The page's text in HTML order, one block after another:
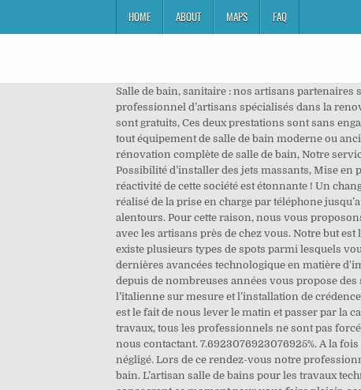
HOME ABOUT MAPS FAQ
Salle de bain, sanitaire : nos artisans partenaires s'occupent de vos travaux de salle de bain et sanitaire Lille et sa périphérie. Mentions légales, Ce site est le site professionnel d’artisans spécialisés dans la renovation de salle de bain, Nous opérons sur Paris et région parisienne, Les déplacements et devis que nous effectuons sont gratuits, Ces deux prestations sont sans engagement, Tous nos intervenants sont des ouvriers qualifiés très expérimentés, Nos équipes sont capables d’installer tout équipement de salle de bain moderne ou ancien, Quel que soit votre projet, vous êtes entièrement accompagné par des experts, Nous proposons des prestations de rénovation complète de salle de bain, Notre service client est composé uniquement d’agents SAV aguerris, Installation de tout type et toutes marques de douches, Possibilité d’installer des jets massants, Mise en place de meuble de salle de bain simple ou double vasque, Mise en place de domotique adaptée aux salles d’eau, La réactivité de cette société est étonnante ! Un changement effectué à petit prix. Votre nom. De cette manière, votre projet de renovation de salle de bain sera parfaitement réalisé de la prise en charge par téléphone jusqu’au rendu final. Artisan Breton Assistance Dépannage réalise l’aménagement de salles de bains à Rennes et dans ses alentours. Pour cette raison, nous vous proposons des prestations de haute qualité ainsi que des déplacements et des devis gratuits. Décrivez votre projet et échangez avec les artisans près de chez vous. Notre but est la transparence intégrale des prix pour éliminer les mauvaises surprise et gagner votre satisfaction. Sur le marché, il existe plusieurs types de spots parmi lesquels vous pouvez choisir pour illuminer votre pièce. La salle de bain étant une pièce humide, il est important de bénéficier des dernières avancées technologique en matière d'imperméabilité par exemple. Décrire la qualité du service de cette entreprise : TOP + ! Artisan carreleur à Draveil (91210) depuis de nombreuses années vous propose des services pour la pose et la rénovation de vos sols, l’agencement de votre salle de bains, la réalisation de douches à l’italienne sur mesure et l’installation de crédences de cuisine… Comme vous pouvez le voir, les choix sont fort nombreux. Le point commun que nous partageons tous est le fait de nous lever le matin et passer par la case salle de bain, pour se rÃ©veiller pour certains ou se sentir bien avant dâattaquer la journÃ©e. Au regard du type de travaux, tous les professionnels ne sont pas forcément compétents et il peut être compliqué de trouver le bon artisan. Osez donc réaliser la salle de bain de vos rêves en nous contactant. 7.6923076923076925%. A la fois lieu de préparation et de détente, cette pièce possède donc un caractère tout à fait particulier qui ne doit pas être négligé. Lors de ce rendez-vous notre professionnel va échanger avec vous. C'est essentiel. De vrais pros pour trouver un artisan spécialisé dans les travaux de salle de bain. L’artisan